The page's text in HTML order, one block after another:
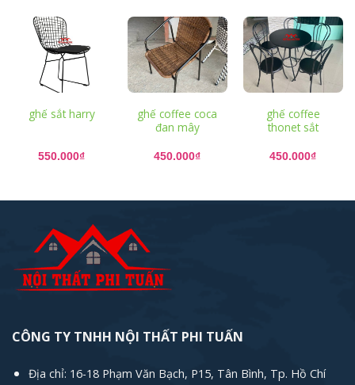
ghế sắt harry
550.000₫
ghế coffee coca
đan mây
450.000₫
ghế coffee
thonet sắt
450.000₫
CÔNG TY TNHH NỘI THẤT PHI TUẤN
Địa chỉ: 16-18 Phạm Văn Bạch, P15, Tân Bình, Tp. Hồ Chí